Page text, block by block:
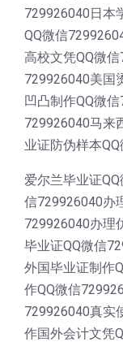
729926040日本
QQ微信
高校文凭QQ微
729926040美国
凹凸制作QQ微
729926040马来
业证防伪样本
爱尔兰毕业证
信729926040办
729926040办理
毕业证QQ微信
外国毕业证制作
作QQ微信
729926040真实
作国外会计文凭